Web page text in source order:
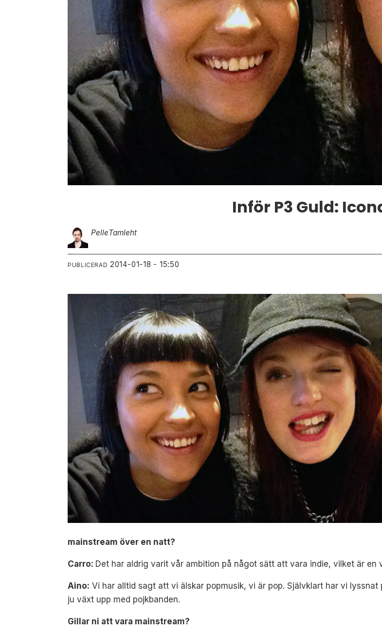
Inför P3 Guld:
PelleTamleht
PUBLICERAD 2014-01-18 - 15:50
mainstream över en natt?
Carro: Det har aldrig varit vår ambition på något sätt att vara indie, vilket är en
Aino: Vi har alltid sagt att vi älskar popmusik, vi är pop. Självklart har vi
ju växt upp med pojkbanden.
Gillar ni att vara mainstream?